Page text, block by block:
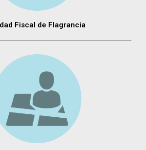
Fiscal de Flagrancia